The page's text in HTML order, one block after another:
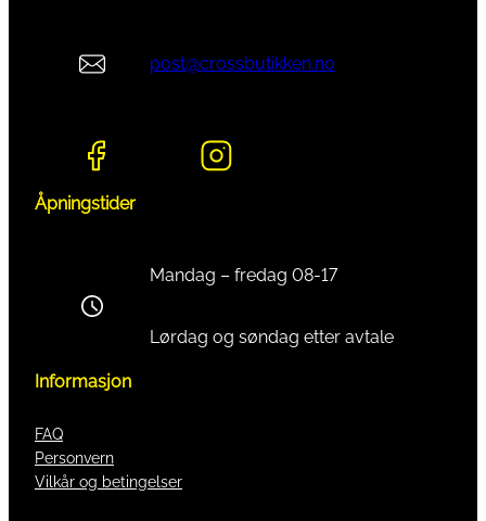
post@crossbutikken.no
Åpningstider
Mandag – fredag 08-17
Lørdag og søndag etter avtale
Informasjon
FAQ
Personvern
Vilkår og betingelser